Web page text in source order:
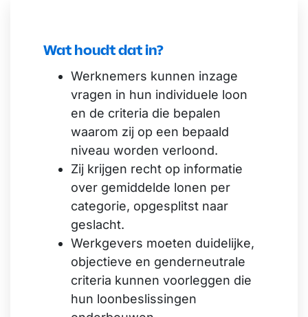
Wat houdt dat in?
Werknemers kunnen inzage
vragen in hun individuele loon
en de criteria die bepalen
waarom zij op een bepaald
niveau worden verloond.
Zij krijgen recht op informatie
over gemiddelde lonen per
categorie, opgesplitst naar
geslacht.
Werkgevers moeten duidelijke,
objectieve en genderneutrale
criteria kunnen voorleggen die
hun loonbeslissingen